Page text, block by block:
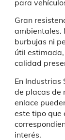
para
Gran
ambientales.
burbujas ni
útil
calidad
En Industrias
de placas de
enlace
este tipo que
interés.